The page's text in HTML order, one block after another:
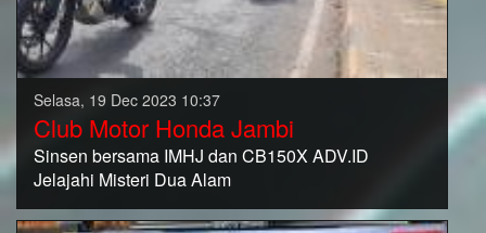
Selasa, 19 Dec 2023 10:37
Club Motor Honda Jambi
Sinsen bersama IMHJ dan CB150X ADV.ID
Jelajahi Misteri Dua Alam